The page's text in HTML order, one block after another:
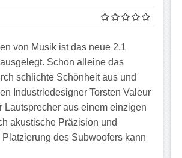
von Musik ist das neue 2.1
Schon alleine das
schlichte Schönheit aus und
Industriedesigner Torsten Valeur
Lautsprecher aus einem einzigen
akustische Präzision und
des Subwoofers kann